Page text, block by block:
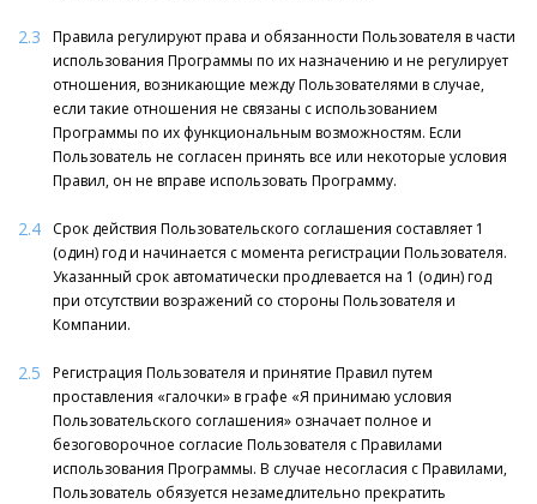
2.3
Правила регулируют права и обязанности Пользователя в части
использования Программы по их назначению и не регулирует
отношения, возникающие между Пользователями в случае,
если такие отношения не связаны с использованием
Программы по их функциональным возможностям. Если
Пользователь не согласен принять все или некоторые условия
Правил, он не вправе использовать Программу.
2.4
Срок действия Пользовательского соглашения составляет 1
(один) год и начинается с момента регистрации Пользователя.
Указанный срок автоматически продлевается на 1 (один) год
при отсутствии возражений со стороны Пользователя и
Компании.
2.5
Регистрация Пользователя и принятие Правил путем
проставления «галочки» в графе «Я принимаю условия
Пользовательского соглашения» означает полное и
безоговорочное согласие Пользователя с Правилами
использования Программы. В случае несогласия с Правилами,
Пользователь обязуется незамедлительно прекратить